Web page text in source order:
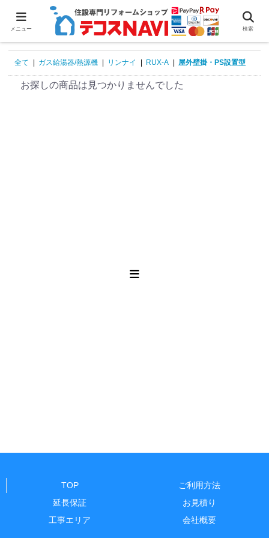
全て ガス給湯器/熱源機 リンナイ RUX-A 屋外壁掛・PS設置型
お探しの商品は見つかりませんでした
TOP
ご利用方法
延長保証
お見積り
工事エリア
会社概要
メニュー 検索